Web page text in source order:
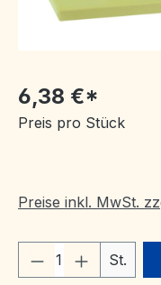
6,38 €*
Preis pro Stück
Preise inkl. MwSt.
Produkt St.